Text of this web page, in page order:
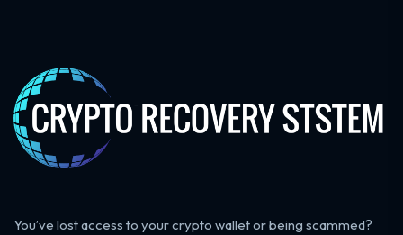
You’ve lost access to your crypto wallet or being scammed?